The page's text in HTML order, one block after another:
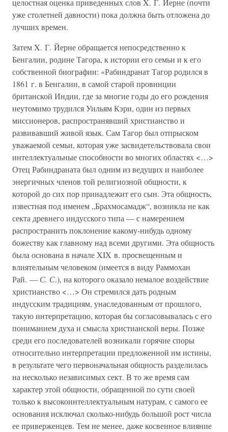
целостная оценка приведенных слов X. Г. Йерне (почти
уже столетней давности) пока должна быть отложена до
лучших времен.
Затем X. Г. Йерне обращается непосредственно к
Бенгалии, родине Тагора, к истории его семьи и к его
собственной биографии: «Рабиндранат Тагор родился в
1861 г. в Бенгалии, в самой старой провинции
британской Индии, где за многие годы до его рождения
неутомимо трудился Уильям Кэри, один из первых
миссионеров, распространявший христианство и
развивавший живой язык. Сам Тагор был отпрыском
уважаемой семьи, которая уже засвидетельствовала свои
интеллектуальные способности во многих областях <…>
Отец Рабиндраната был одним из ведущих и наиболее
энергичных членов той религиозной общности, к
которой до сих пор принадлежит его сын. Эта общность,
известная под именем „Брахмосамадж“, возникла не как
секта древнего индусского типа — с намерением
распространить поклонение какому-нибудь одному
божеству как главному над всеми другими. Эта общность
была основана в начале XIX в. просвещенным и
влиятельным человеком (имеется в виду Раммохан
Рай. — С. С.), на которого оказало немалое воздействие
христианство <…> Он стремился дать родным
индусским традициям, унаследованным от прошлого,
такую интерпретацию, которая бы согласовывалась с его
пониманием духа и смысла христианской веры. Позже
среди его последователей возникали горячие споры
относительно интерпретации предложенной им истины,
в результате чего первоначальная общность разделилась
на несколько независимых сект. В то же время сам
характер этой общности, обращенной по сути своей
только к высокоинтеллектуальным натурам, с самого ее
основания исключал сколько-нибудь большой рост числа
ее приверженцев. Тем не менее, даже косвенное влияние